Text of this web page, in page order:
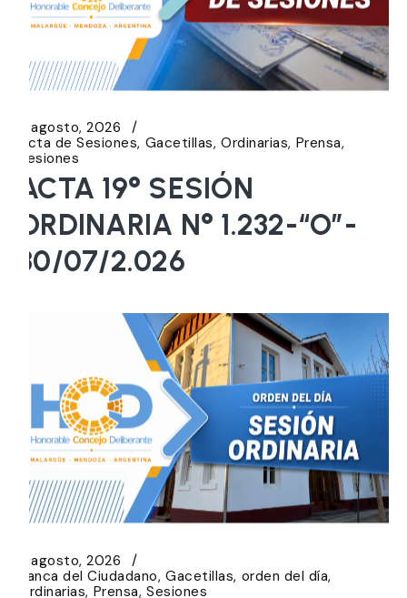
5 agosto, 2026
Acta de Sesiones Gacetillas Ordinarias Prensa
Sesiones
ACTA 19° SESIÓN
ORDINARIA N° 1.232-“O”-
30/07/2.026
5 agosto, 2026
Banca del Ciudadano Gacetillas orden del día
Ordinarias Prensa Sesiones